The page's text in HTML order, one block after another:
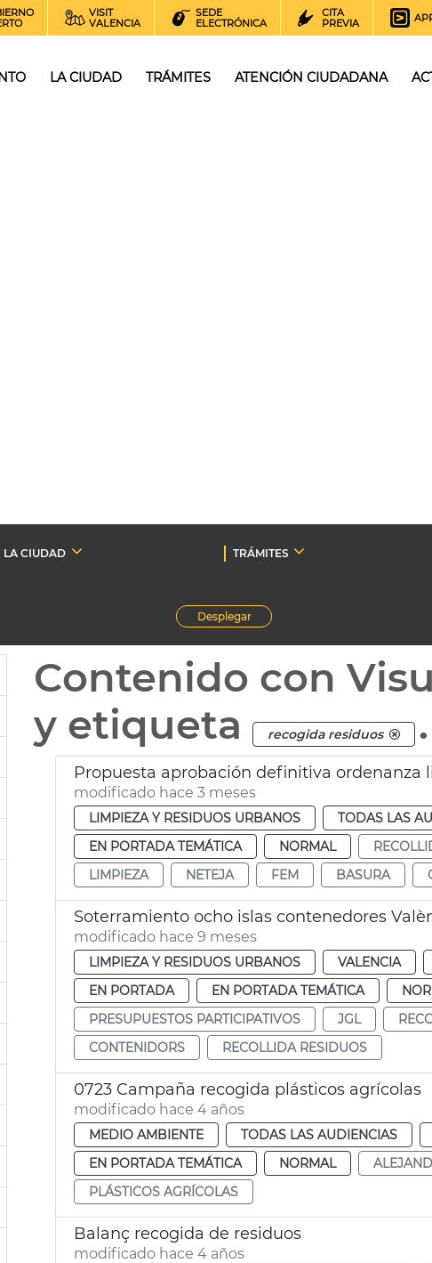
VISIT
VALENCIA
SEDE
ELECTRÓNICA
CITA
PREVIA
LA CIUDAD TRÁMITES ATENCIÓN CIUDADANA
LA CIUDAD TRÁMITES
Desplegar
Contenido con
y etiqueta recogida residuos .
Propuesta aprobación definitiva ordenanza
modificado hace 3 meses
LIMPIEZA Y RESIDUOS URBANOS TODAS LAS
EN PORTADA TEMÁTICA
NORMAL
LIMPIEZA
NETEJA FEM BASURA
Soterramiento ocho islas contenedores
modificado hace 9 meses
LIMPIEZA Y RESIDUOS URBANOS VALENCIA
EN PORTADA
EN PORTADA TEMÁTICA
PRESUPUESTOS PARTICIPATIVOS
JGL
CONTENIDORS
RECOLLIDA RESIDUOS
0723 Campaña recogida plásticos agrícolas
modificado hace 4 años
MEDIO AMBIENTE TODAS LAS AUDIENCIAS
EN PORTADA TEMÁTICA
NORMAL
PLÁSTICOS AGRÍCOLAS
Balanç recogida de residuos
modificado hace 4 años